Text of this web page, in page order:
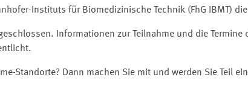
Instituts für Biomedizinische Technik (FhG IBMT)
Informationen zur Teilnahme und die
Standorte? Dann machen Sie mit und werden Sie Teil